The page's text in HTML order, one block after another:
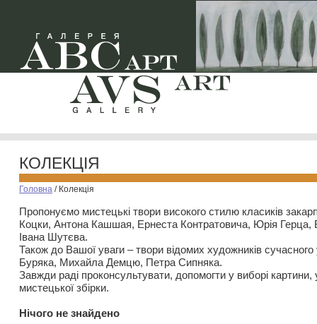
КОЛЕКЦІЯ
Головна / Колекція
Пропонуємо мистецькі твори високого стилю класиків
Коцки, Антона Кашшая, Ернеста Контратовича, Юрія
Івана Шутєва.
Також до Вашої уваги – твори відомих художників
Буряка, Михайла Демцю, Петра Сипняка.
Завжди раді проконсультувати, допомогти у виборі картини,
мистецької збірки.
Нiчого не знайдено